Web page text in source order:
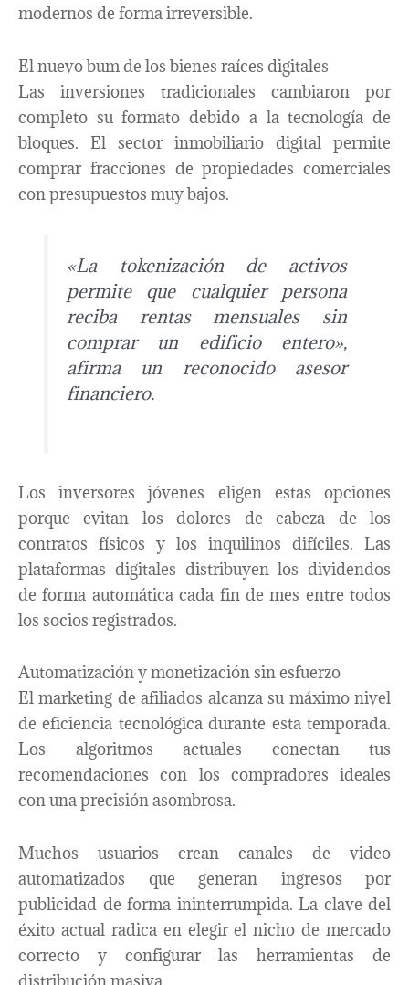
modernos de forma irreversible.
El nuevo bum de los bienes raíces digitales
Las inversiones tradicionales cambiaron por
completo su formato debido a la tecnología de
bloques. El sector inmobiliario digital permite
comprar fracciones de propiedades comerciales
con presupuestos muy bajos.
«La tokenización de activos
permite que cualquier persona
reciba rentas mensuales sin
comprar un edificio entero»,
afirma un reconocido asesor
financiero.
Los inversores jóvenes eligen estas opciones
porque evitan los dolores de cabeza de los
contratos físicos y los inquilinos difíciles. Las
plataformas digitales distribuyen los dividendos
de forma automática cada fin de mes entre todos
los socios registrados.
Automatización y monetización sin esfuerzo
El marketing de afiliados alcanza su máximo nivel
de eficiencia tecnológica durante esta temporada.
Los algoritmos actuales conectan tus
recomendaciones con los compradores ideales
con una precisión asombrosa.
Muchos usuarios crean canales de video
automatizados que generan ingresos por
publicidad de forma ininterrumpida. La clave del
éxito actual radica en elegir el nicho de mercado
correcto y configurar las herramientas de